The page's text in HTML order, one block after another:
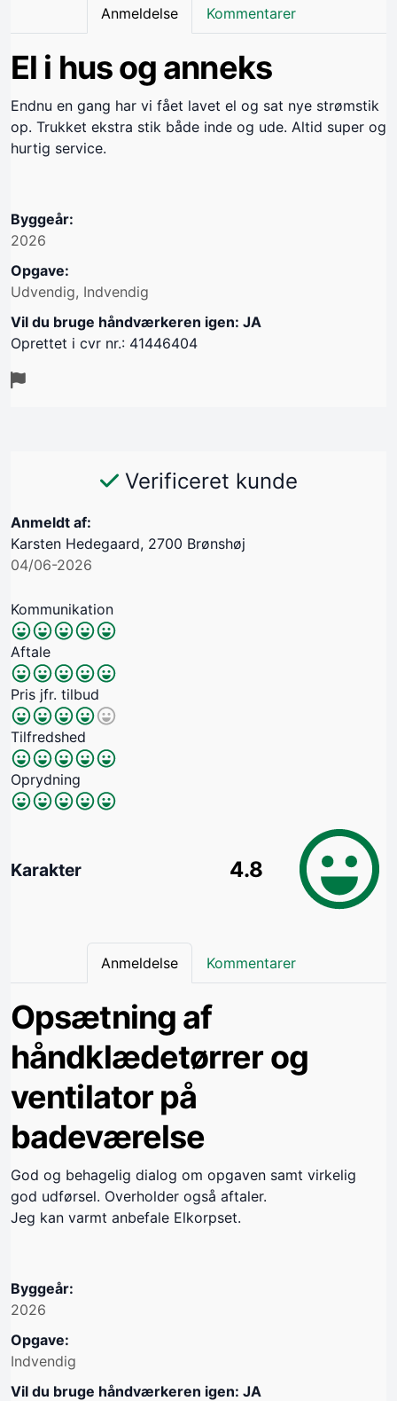
Anmeldelse Kommentarer
El i hus og anneks
Endnu en gang har vi fået lavet el og sat nye strømstik
op. Trukket ekstra stik både inde og ude. Altid super og
hurtig service.
Byggeår:
2026
Opgave:
Udvendig, Indvendig
Vil du bruge håndværkeren igen: JA
Oprettet i cvr nr.: 41446404
Verificeret kunde
Anmeldt af:
Karsten Hedegaard, 2700 Brønshøj
04/06-2026
Kommunikation
Aftale
Pris jfr. tilbud
Tilfredshed
Oprydning
Karakter 4.8
Anmeldelse Kommentarer
Opsætning af
håndklædetørrer og
ventilator på
badeværelse
God og behagelig dialog om opgaven samt virkelig
god udførsel. Overholder også aftaler.
Jeg kan varmt anbefale Elkorpset.
Byggeår:
2026
Opgave:
Indvendig
Vil du bruge håndværkeren igen: JA